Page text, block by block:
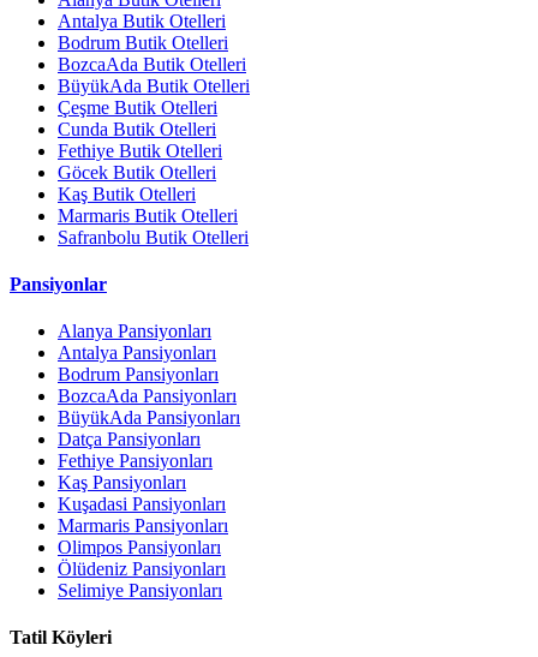
Antalya Butik Otelleri
Bodrum Butik Otelleri
BozcaAda Butik Otelleri
BüyükAda Butik Otelleri
Çeşme Butik Otelleri
Cunda Butik Otelleri
Fethiye Butik Otelleri
Göcek Butik Otelleri
Kaş Butik Otelleri
Marmaris Butik Otelleri
Safranbolu Butik Otelleri
Pansiyonlar
Alanya Pansiyonları
Antalya Pansiyonları
Bodrum Pansiyonları
BozcaAda Pansiyonları
BüyükAda Pansiyonları
Datça Pansiyonları
Fethiye Pansiyonları
Kaş Pansiyonları
Kuşadasi Pansiyonları
Marmaris Pansiyonları
Olimpos Pansiyonları
Ölüdeniz Pansiyonları
Selimiye Pansiyonları
Tatil Köyleri